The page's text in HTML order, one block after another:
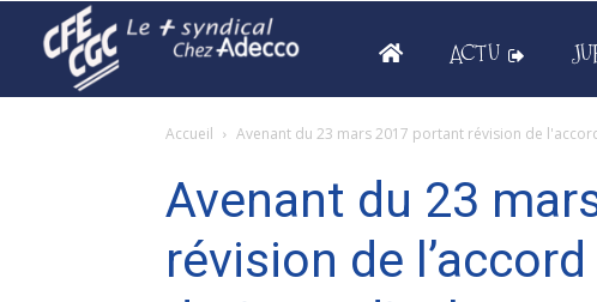
ACTU
Accueil Avenant du 23 mars 2017 portant révision de
Avenant du 23
révision de